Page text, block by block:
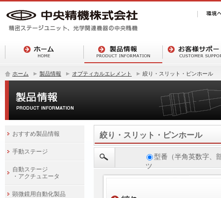
ホーム 製品情報 オプティカルエレメント 絞り・スリット・ピンホール
絞り・スリット・ピンホール
型番（半角英数字、
ツ
おすすめ製品情報
手動ステージ
自動ステージ
・アクチュエータ
顕微鏡用自動化製品